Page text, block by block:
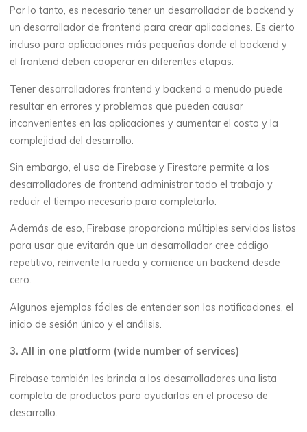
Por lo tanto, es necesario tener un desarrollador de backend y
un desarrollador de frontend para crear aplicaciones. Es cierto
incluso para aplicaciones más pequeñas donde el backend y
el frontend deben cooperar en diferentes etapas.
Tener desarrolladores frontend y backend a menudo puede
resultar en errores y problemas que pueden causar
inconvenientes en las aplicaciones y aumentar el costo y la
complejidad del desarrollo.
Sin embargo, el uso de Firebase y Firestore permite a los
desarrolladores de frontend administrar todo el trabajo y
reducir el tiempo necesario para completarlo.
Además de eso, Firebase proporciona múltiples servicios listos
para usar que evitarán que un desarrollador cree código
repetitivo, reinvente la rueda y comience un backend desde
cero.
Algunos ejemplos fáciles de entender son las notificaciones, el
inicio de sesión único y el análisis.
3. All in one platform (wide number of services)
Firebase también les brinda a los desarrolladores una lista
completa de productos para ayudarlos en el proceso de
desarrollo.